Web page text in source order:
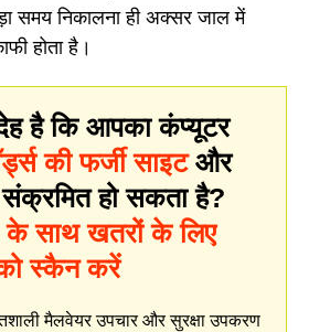
समय निकालना ही अक्सर जाल में
होता है।
है कि आपका कंप्यूटर
की फर्जी साइटऔर
हो सकता है?
साथ खतरों के लिए
स्कैन करें
मैलवेयर उपचार और सुरक्षा उपकरण